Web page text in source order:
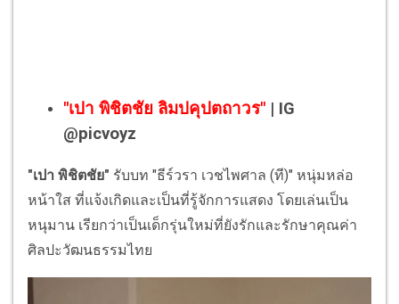
"เปา พิชิตชัย ลิมปคุปตถาวร" | IG
@picvoyz
"เปา พิชิตชัย" รับบท "ธีร์วรา เวชไพศาล (ที)" หนุ่มหล่อ
หน้าใส ที่แจ้งเกิดและเป็นที่รู้จักการแสดง โดยเล่นเป็น
หนุมาน เรียกว่าเป็นเด็กรุ่นใหม่ที่ยังรักและรักษาคุณค่า
ศิลปะวัฒนธรรมไทย